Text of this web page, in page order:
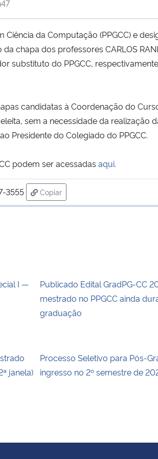
da Computação (PPGCC) e
chapa dos professores CARLOS
substituto do PPGCC,
candidatas à Coordenação do
sem a necessidade da realização
Presidente do Colegiado do PPGCC.
podem ser acessadas aqui.
3555
Copiar
para área de transferência
I —
Publicado Edital GradPG-CC
mestrado no PPGCC ainda
graduação
janela)
Processo Seletivo para Pós-
ingresso no 2º semestre de